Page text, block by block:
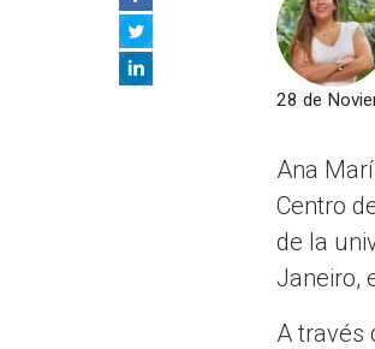
28 de
Ana
Centro
de la
Janeiro,
A través